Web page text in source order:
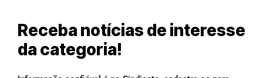
Receba notícias de interesse
da categoria!